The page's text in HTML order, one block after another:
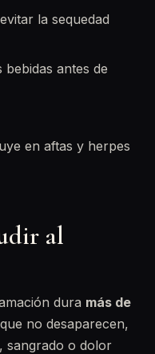
la sequedad
antes de
en aftas y herpes
al
dura más de
no desaparecen,
sangrado o dolor